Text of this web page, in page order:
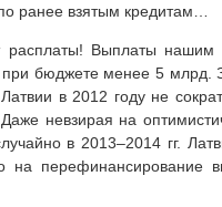
ранее взятым кредитам…
Выплаты нашим
бюджете менее 5 млрд.
в 2012 году не
невзирая на
в 2013–2014 гг.
на перефинансирование